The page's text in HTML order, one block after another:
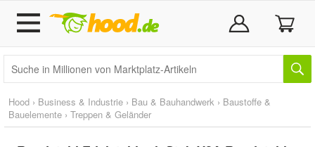
Hood › Business & Industrie › Bau & Bauhandwerk › Baustoffe &
Bauelemente › Treppen & Geländer